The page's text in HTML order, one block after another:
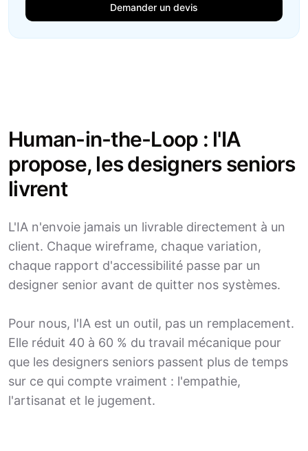
Demander un devis
Human-in-the-Loop : l'IA
propose, les designers seniors
livrent
L'IA n'envoie jamais un livrable directement à un
client. Chaque wireframe, chaque variation,
chaque rapport d'accessibilité passe par un
designer senior avant de quitter nos systèmes.
Pour nous, l'IA est un outil, pas un remplacement.
Elle réduit 40 à 60 % du travail mécanique pour
que les designers seniors passent plus de temps
sur ce qui compte vraiment : l'empathie,
l'artisanat et le jugement.